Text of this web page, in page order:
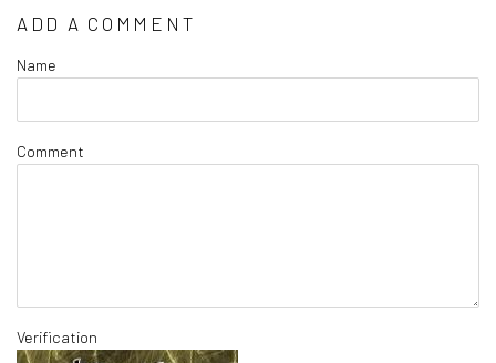
ADD A COMMENT
Name
Comment
Verification